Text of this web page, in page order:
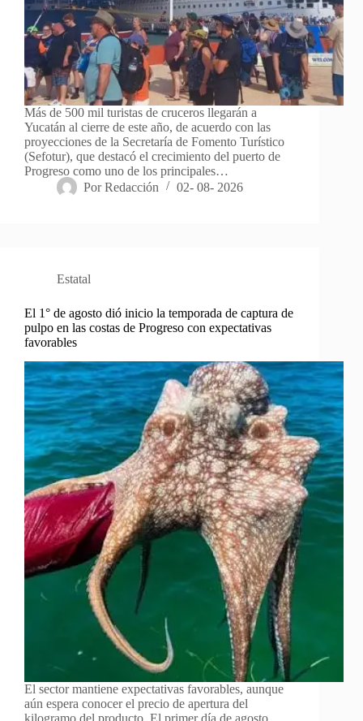
Más de 500 mil turistas de cruceros llegarán a
Yucatán al cierre de este año, de acuerdo con las
proyecciones de la Secretaría de Fomento Turístico
(Sefotur), que destacó el crecimiento del puerto de
Progreso como uno de los principales…
Por Redacción 02- 08- 2026
Estatal
El 1° de agosto dió inicio la temporada de captura de
pulpo en las costas de Progreso con expectativas
favorables
El sector mantiene expectativas favorables, aunque
aún espera conocer el precio de apertura del
kilogramo del producto. El primer día de agosto